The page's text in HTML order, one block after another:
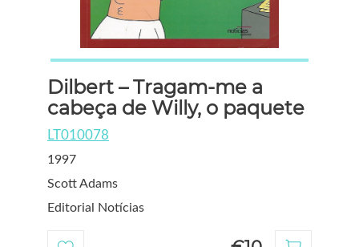
Dilbert – Tragam-me a
cabeça de Willy, o paquete
LT010078
1997
Scott Adams
Editorial Notícias